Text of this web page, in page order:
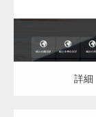
詳細